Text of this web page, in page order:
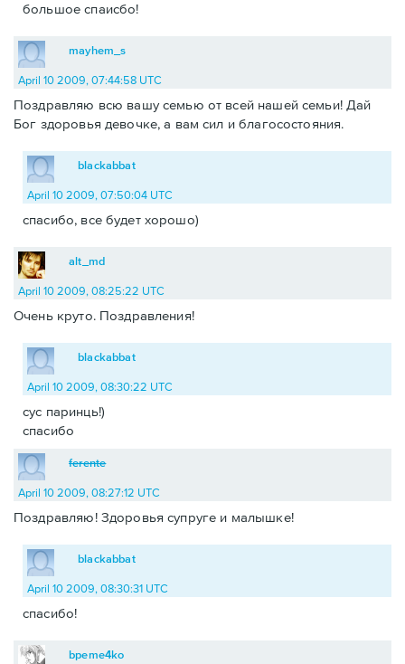
большое спаисбо!
mayhem_s
April 10 2009, 07:44:58 UTC
Поздравляю всю вашу семью от всей нашей семьи! Дай
Бог здоровья девочке, а вам сил и благосостояния.
blackabbat
April 10 2009, 07:50:04 UTC
спасибо, все будет хорошо)
alt_md
April 10 2009, 08:25:22 UTC
Очень круто. Поздравления!
blackabbat
April 10 2009, 08:30:22 UTC
сус паринць!)
спасибо
ferente
April 10 2009, 08:27:12 UTC
Поздравляю! Здоровья супруге и малышке!
blackabbat
April 10 2009, 08:30:31 UTC
спасибо!
bpeme4ko